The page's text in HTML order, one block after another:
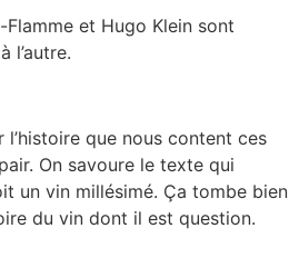
et Hugo Klein sont
l’autre.
l’histoire que nous content ces
On savoure le texte qui
un vin millésimé. Ça tombe bien
du vin dont il est question.